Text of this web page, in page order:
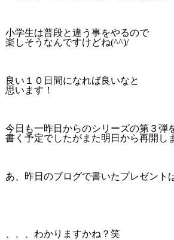
小学生は普段と違う事をやるので
楽しそうなんですけどね(^^)/
良い１０日間になれば良いなと
思います！
今日も一昨日からのシリーズの第３弾
書く予定でしたがまた明日から再開し
あ、昨日のブログで書いたプレゼント
、、、わかりますかね？笑